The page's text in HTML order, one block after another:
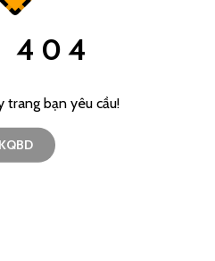
404
trang bạn yêu cầu!
KQBD